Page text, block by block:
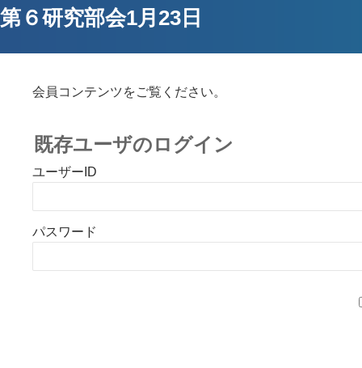
第６研究部会1月23日
会員コンテンツをご覧ください。
既存ユーザのログイン
ユーザーID
パスワード